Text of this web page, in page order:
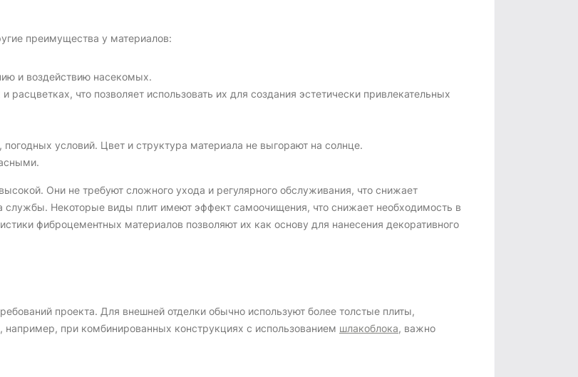
преимущества у материалов:
и воздействию насекомых.
расцветках, что позволяет использовать их для создания эстетически привлекательных
условий. Цвет и структура материала не выгорают на солнце.
Они не требуют сложного ухода и регулярного обслуживания, что снижает
службы. Некоторые виды плит имеют эффект самоочищения, что снижает необходимость в
фиброцементных материалов позволяют их как основу для нанесения декоративного
проекта. Для внешней отделки обычно используют более толстые плиты,
при комбинированных конструкциях с использованием шлакоблока, важно